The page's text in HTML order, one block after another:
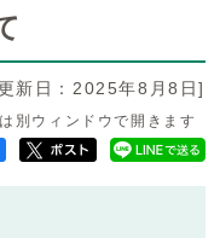
新日：2025年8月8日]
別ウィンドウで開きます